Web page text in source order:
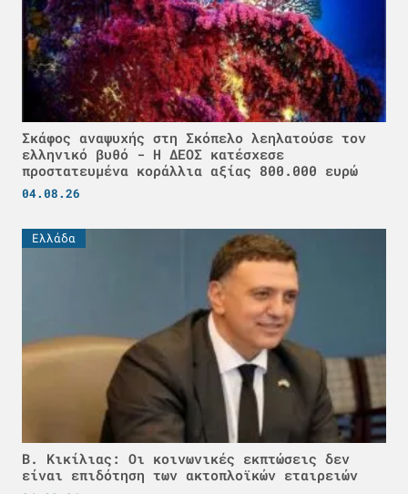
Σκάφος αναψυχής στη Σκόπελο λεηλατούσε τον
ελληνικό βυθό - H ΔΕΟΣ κατέσχεσε
προστατευμένα κοράλλια αξίας 800.000 ευρώ
04.08.26
Ελλάδα
Β. Κικίλιας: Οι κοινωνικές εκπτώσεις δεν
είναι επιδότηση των ακτοπλοϊκών εταιρειών